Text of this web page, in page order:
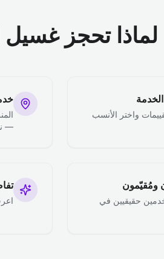
لماذا تحجز غسيل
واختر الأنسب
—
ومُقيّمون
حقيقيين في